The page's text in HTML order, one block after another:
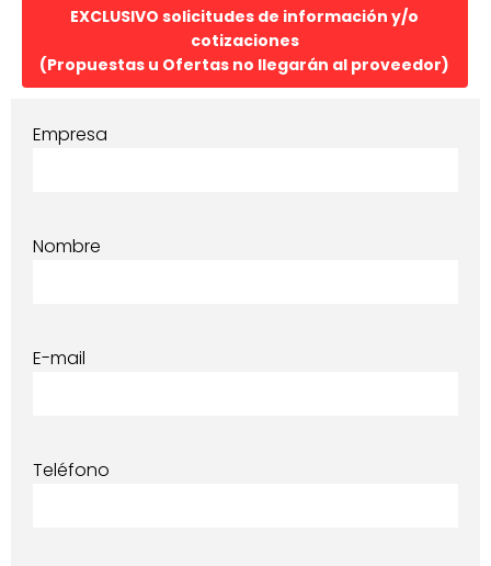
EXCLUSIVO solicitudes de información y/o
cotizaciones
(Propuestas u Ofertas no llegarán al proveedor)
Empresa
Nombre
E-mail
Teléfono